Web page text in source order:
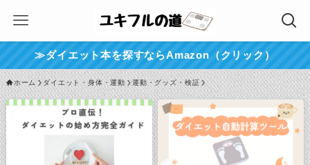
≫ダイエット本を探すならAmazon（クリック）
ホーム ダイエット・身体・運動 運動・グッズ・検証